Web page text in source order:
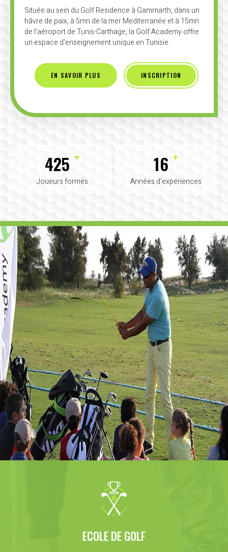
Située au sein du Golf Residence à Gammarth, dans un
hâvre de paix, à 5mn de la mer Mediterranée et à 15mn
de l'aéroport de Tunis-Carthage, la Golf Academy offre
un espace d'enseignement unique en Tunisie.
EN SAVOIR PLUS INSCRIPTION
425 +
Joueurs formés
16 +
Années d'expériences
ECOLE DE GOLF